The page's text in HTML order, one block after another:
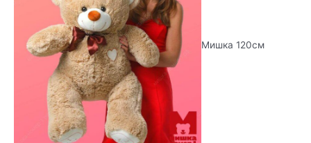
Мишка 120см